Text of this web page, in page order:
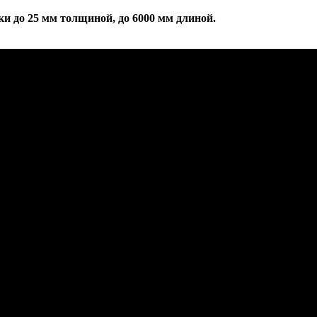
до 25 мм толщиной, до 6000 мм длиной.